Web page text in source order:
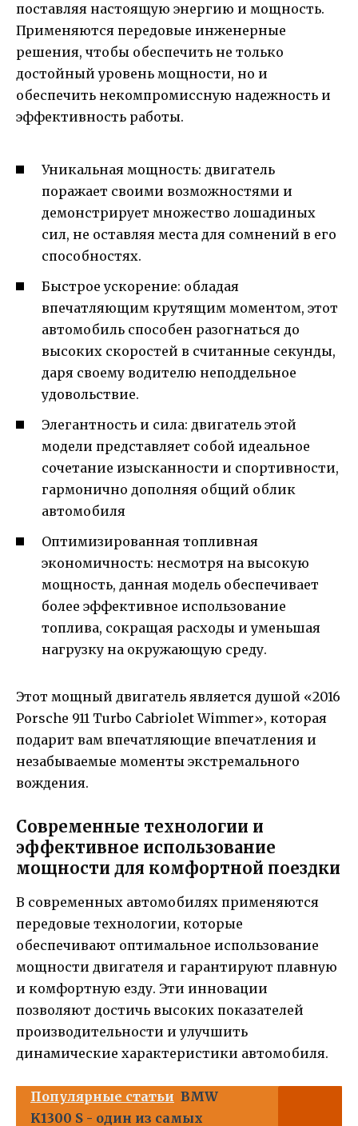
поставляя настоящую энергию и мощность.
Применяются передовые инженерные
решения, чтобы обеспечить не только
достойный уровень мощности, но и
обеспечить некомпромиссную надежность и
эффективность работы.
Уникальная мощность: двигатель
поражает своими возможностями и
демонстрирует множество лошадиных
сил, не оставляя места для сомнений в его
способностях.
Быстрое ускорение: обладая
впечатляющим крутящим моментом, этот
автомобиль способен разогнаться до
высоких скоростей в считанные секунды,
даря своему водителю неподдельное
удовольствие.
Элегантность и сила: двигатель этой
модели представляет собой идеальное
сочетание изысканности и спортивности,
гармонично дополняя общий облик
автомобиля
Оптимизированная топливная
экономичность: несмотря на высокую
мощность, данная модель обеспечивает
более эффективное использование
топлива, сокращая расходы и уменьшая
нагрузку на окружающую среду.
Этот мощный двигатель является душой «2016
Porsche 911 Turbo Cabriolet Wimmer», которая
подарит вам впечатляющие впечатления и
незабываемые моменты экстремального
вождения.
Современные технологии и
эффективное использование
мощности для комфортной поездки
В современных автомобилях применяются
передовые технологии, которые
обеспечивают оптимальное использование
мощности двигателя и гарантируют плавную
и комфортную езду. Эти инновации
позволяют достичь высоких показателей
производительности и улучшить
динамические характеристики автомобиля.
Популярные статьи BMW
K1300 S - один из самых